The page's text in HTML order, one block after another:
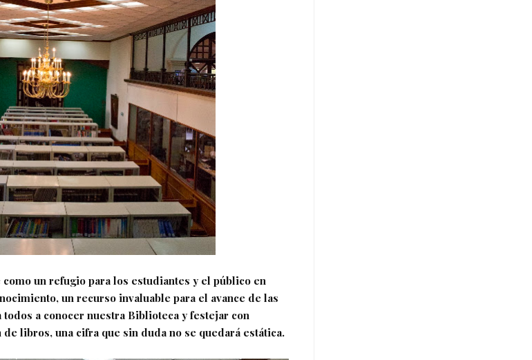
un refugio para los estudiantes y el público en
un recurso invaluable para el avance de las
a conocer nuestra Biblioteca y festejar con
libros, una cifra que sin duda no se quedará estática.